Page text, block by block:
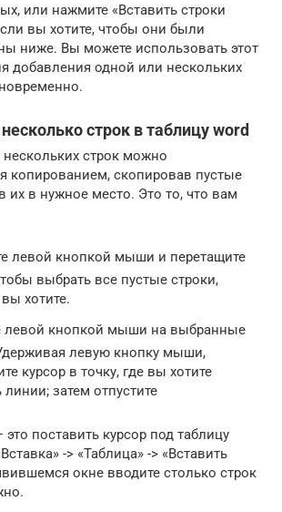
или нажмите «Вставить строки
вы хотите, чтобы они были
ниже. Вы можете использовать этот
добавления одной или нескольких
строк в таблицу word
строк можно
копированием, скопировав пустые
их в нужное место. Это то, что вам
левой кнопкой мыши и перетащите
выбрать все пустые строки,
хотите.
левой кнопкой мыши на выбранные
левую кнопку мыши,
курсор в точку, где вы хотите
линии; затем отпустите
поставить курсор под таблицу
-> «Таблица» -> «Вставить
окне вводите столько строк